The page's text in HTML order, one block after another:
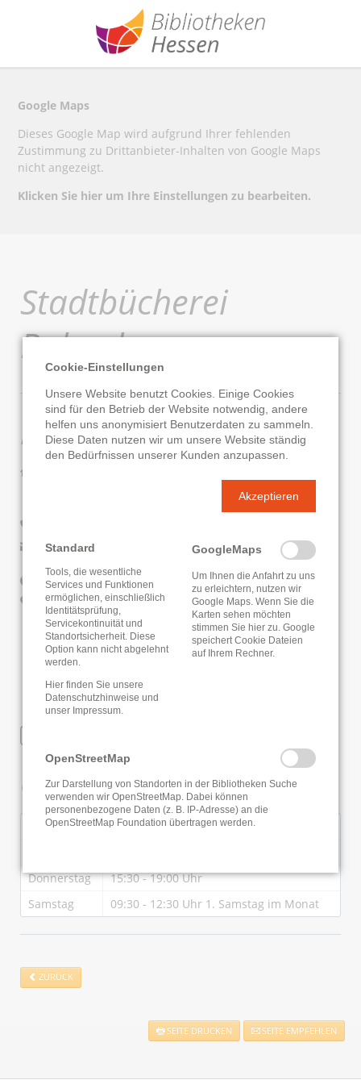
Google Maps
Dieses Google Map wird aufgrund Ihrer fehlenden
Zustimmung zu Drittanbieter-Inhalten von Google Maps
nicht angezeigt.
Klicken Sie hier um Ihre Einstellungen zu bearbeiten.
Stadtbücherei
Babenhausen
Kontaktdaten
E-Mail senden
Website
Google Routenplaner
KATALOG ONLEIHE
Öffnungszeiten
Dienstag
15:30 - 19:00 Uhr
Donnerstag
15:30 - 19:00 Uhr
Samstag
09:30 - 12:30 Uhr 1. Samstag im Monat
ZURÜCK
SEITE DRUCKEN SEITE EMPFEHLEN
Cookie-Einstellungen
Unsere Website benutzt Cookies. Einige Cookies
sind für den Betrieb der Website notwendig, andere
helfen uns anonymisiert Benutzerdaten zu sammeln.
Diese Daten nutzen wir um unsere Website ständig
den Bedürfnissen unserer Kunden anzupassen.
Akzeptieren
Standard
Tools, die wesentliche
Services und Funktionen
ermöglichen, einschließlich
Identitätsprüfung,
Servicekontinuität und
Standortsicherheit. Diese
Option kann nicht abgelehnt
werden.
Hier finden Sie unsere
Datenschutzhinweise und
unser Impressum
GoogleMaps
Um Ihnen die Anfahrt zu uns
zu erleichtern, nutzen wir
Google Maps. Wenn Sie die
Karten sehen möchten
stimmen Sie hier zu. Google
speichert Cookie Dateien
auf Ihrem Rechner.
OpenStreetMap
Zur Darstellung von Standorten in der Bibliotheken Suche
verwenden wir OpenStreetMap. Dabei können
personenbezogene Daten (z. B. IP-Adresse) an die
OpenStreetMap Foundation übertragen werden.